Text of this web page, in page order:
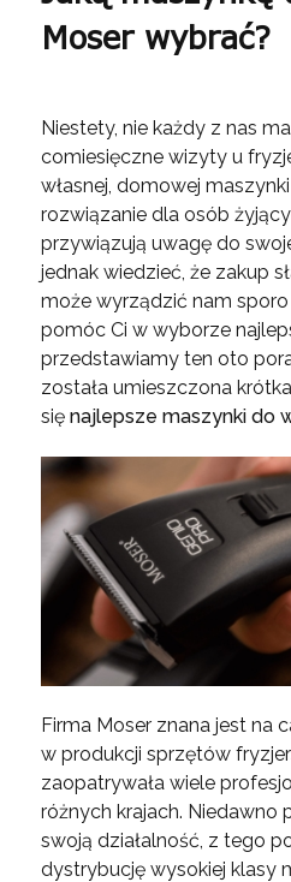
Moser wybrać?
Niestety, nie każdy z nas
comiesięczne wizyty u
własnej, domowej
rozwiązanie dla osób
przywiązują uwagę do
jednak wiedzieć, że zakup
może wyrządzić nam
pomóc Ci w wyborze
przedstawiamy ten oto
została umieszczona
się najlepsze maszynki do
Firma Moser znana jest na
w produkcji sprzętów
zaopatrywała wiele
różnych krajach. Niedawno
swoją działalność, z tego
dystrybucję wysokiej klasy